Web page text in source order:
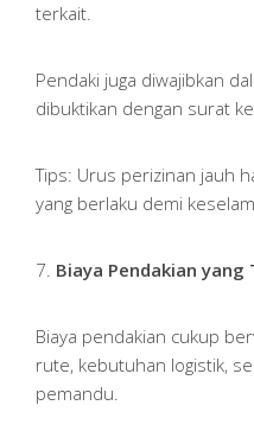
terkait.
Pendaki juga diwajibkan
dibuktikan dengan surat
Tips: Urus perizinan jauh
yang berlaku demi
7. Biaya Pendakian yang
Biaya pendakian cukup
rute, kebutuhan logistik,
pemandu.